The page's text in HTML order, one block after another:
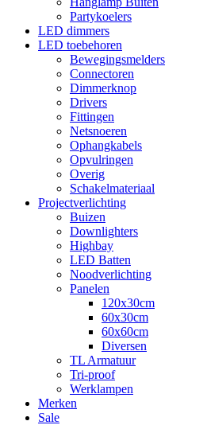
Partykoelers
LED dimmers
LED toebehoren
Bewegingsmelders
Connectoren
Dimmerknop
Drivers
Fittingen
Netsnoeren
Ophangkabels
Opvulringen
Overig
Schakelmateriaal
Projectverlichting
Buizen
Downlighters
Highbay
LED Batten
Noodverlichting
Panelen
120x30cm
60x30cm
60x60cm
Diversen
TL Armatuur
Tri-proof
Werklampen
Merken
Sale